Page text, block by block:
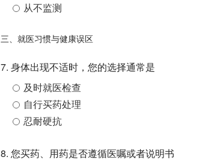
从不监测
三、就医习惯与健康误区
7. 身体出现不适时，您的选择通常是
及时就医检查
自行买药处理
忍耐硬抗
8. 您买药、用药是否遵循医嘱或者说明书